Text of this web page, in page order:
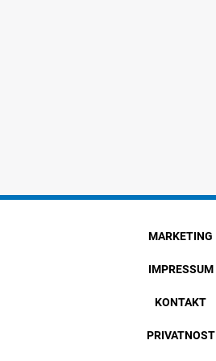
MARKETING
IMPRESSUM
KONTAKT
PRIVATNOST